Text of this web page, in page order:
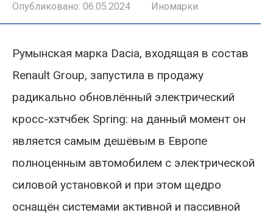
Опубликовано: 06.05.2024 Иномарки
Румынская марка Dacia, входящая в состав
Renault Group, запустила в продажу
радикально обновлённый электрический
кросс-хэтчбек Spring: на данный момент он
является самым дешёвым в Европе
полноценным автомобилем с электрической
силовой установкой и при этом щедро
оснащён системами активной и пассивной